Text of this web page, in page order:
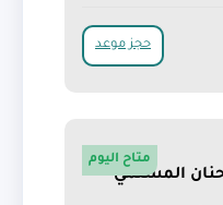
حجز موعد
حنان المسلمي
متاح اليوم